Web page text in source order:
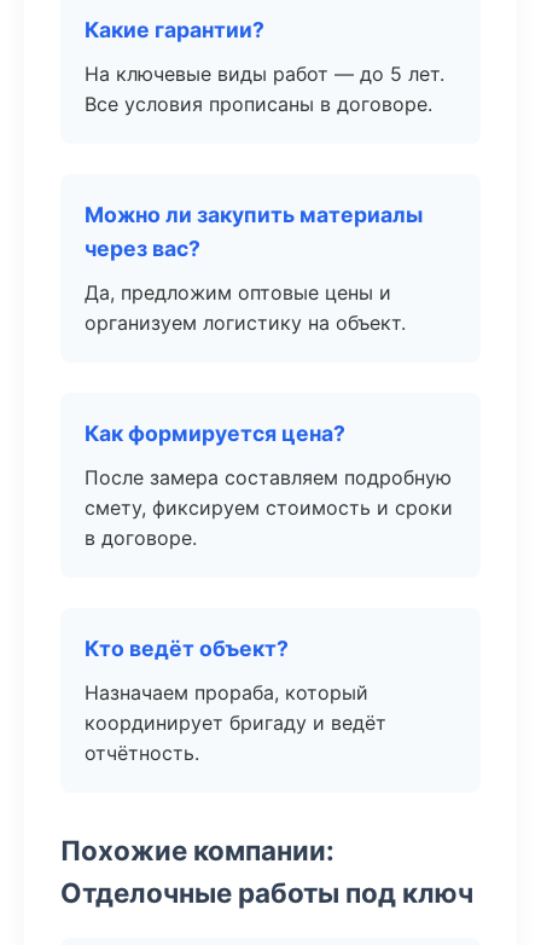
Какие гарантии?
На ключевые виды работ — до 5 лет.
Все условия прописаны в договоре.
Можно ли закупить материалы
через вас?
Да, предложим оптовые цены и
организуем логистику на объект.
Как формируется цена?
После замера составляем подробную
смету, фиксируем стоимость и сроки
в договоре.
Кто ведёт объект?
Назначаем прораба, который
координирует бригаду и ведёт
отчётность.
Похожие компании:
Отделочные работы под ключ